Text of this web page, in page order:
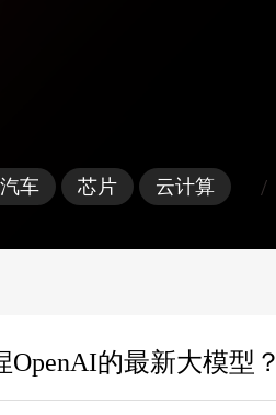
车 芯片 云计算 /
OpenAI的最新大模型？